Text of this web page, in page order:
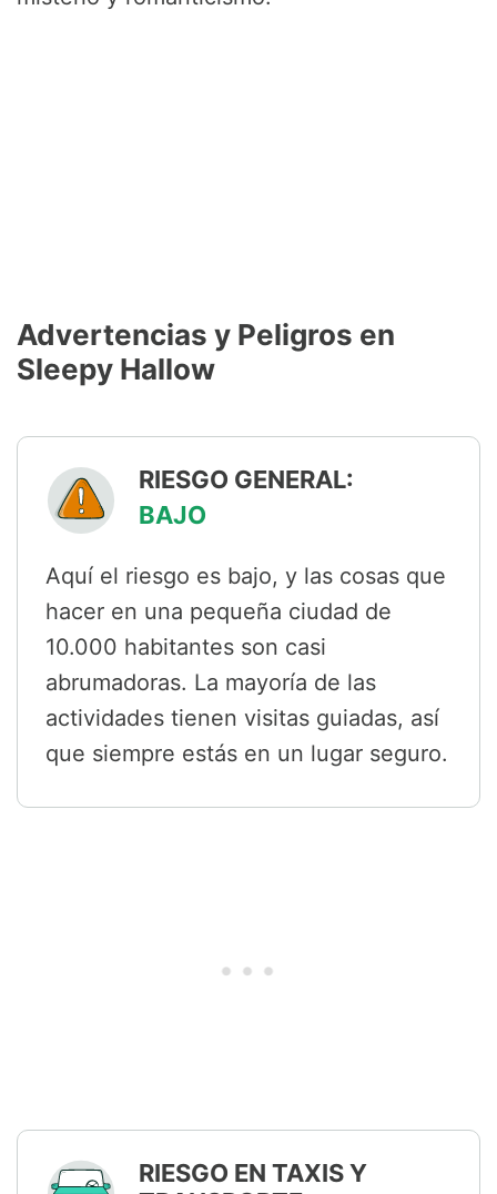
Advertencias y Peligros en
Sleepy Hallow
RIESGO GENERAL:
BAJO
Aquí el riesgo es bajo, y las cosas que
hacer en una pequeña ciudad de
10.000 habitantes son casi
abrumadoras. La mayoría de las
actividades tienen visitas guiadas, así
que siempre estás en un lugar seguro.
RIESGO EN TAXIS Y